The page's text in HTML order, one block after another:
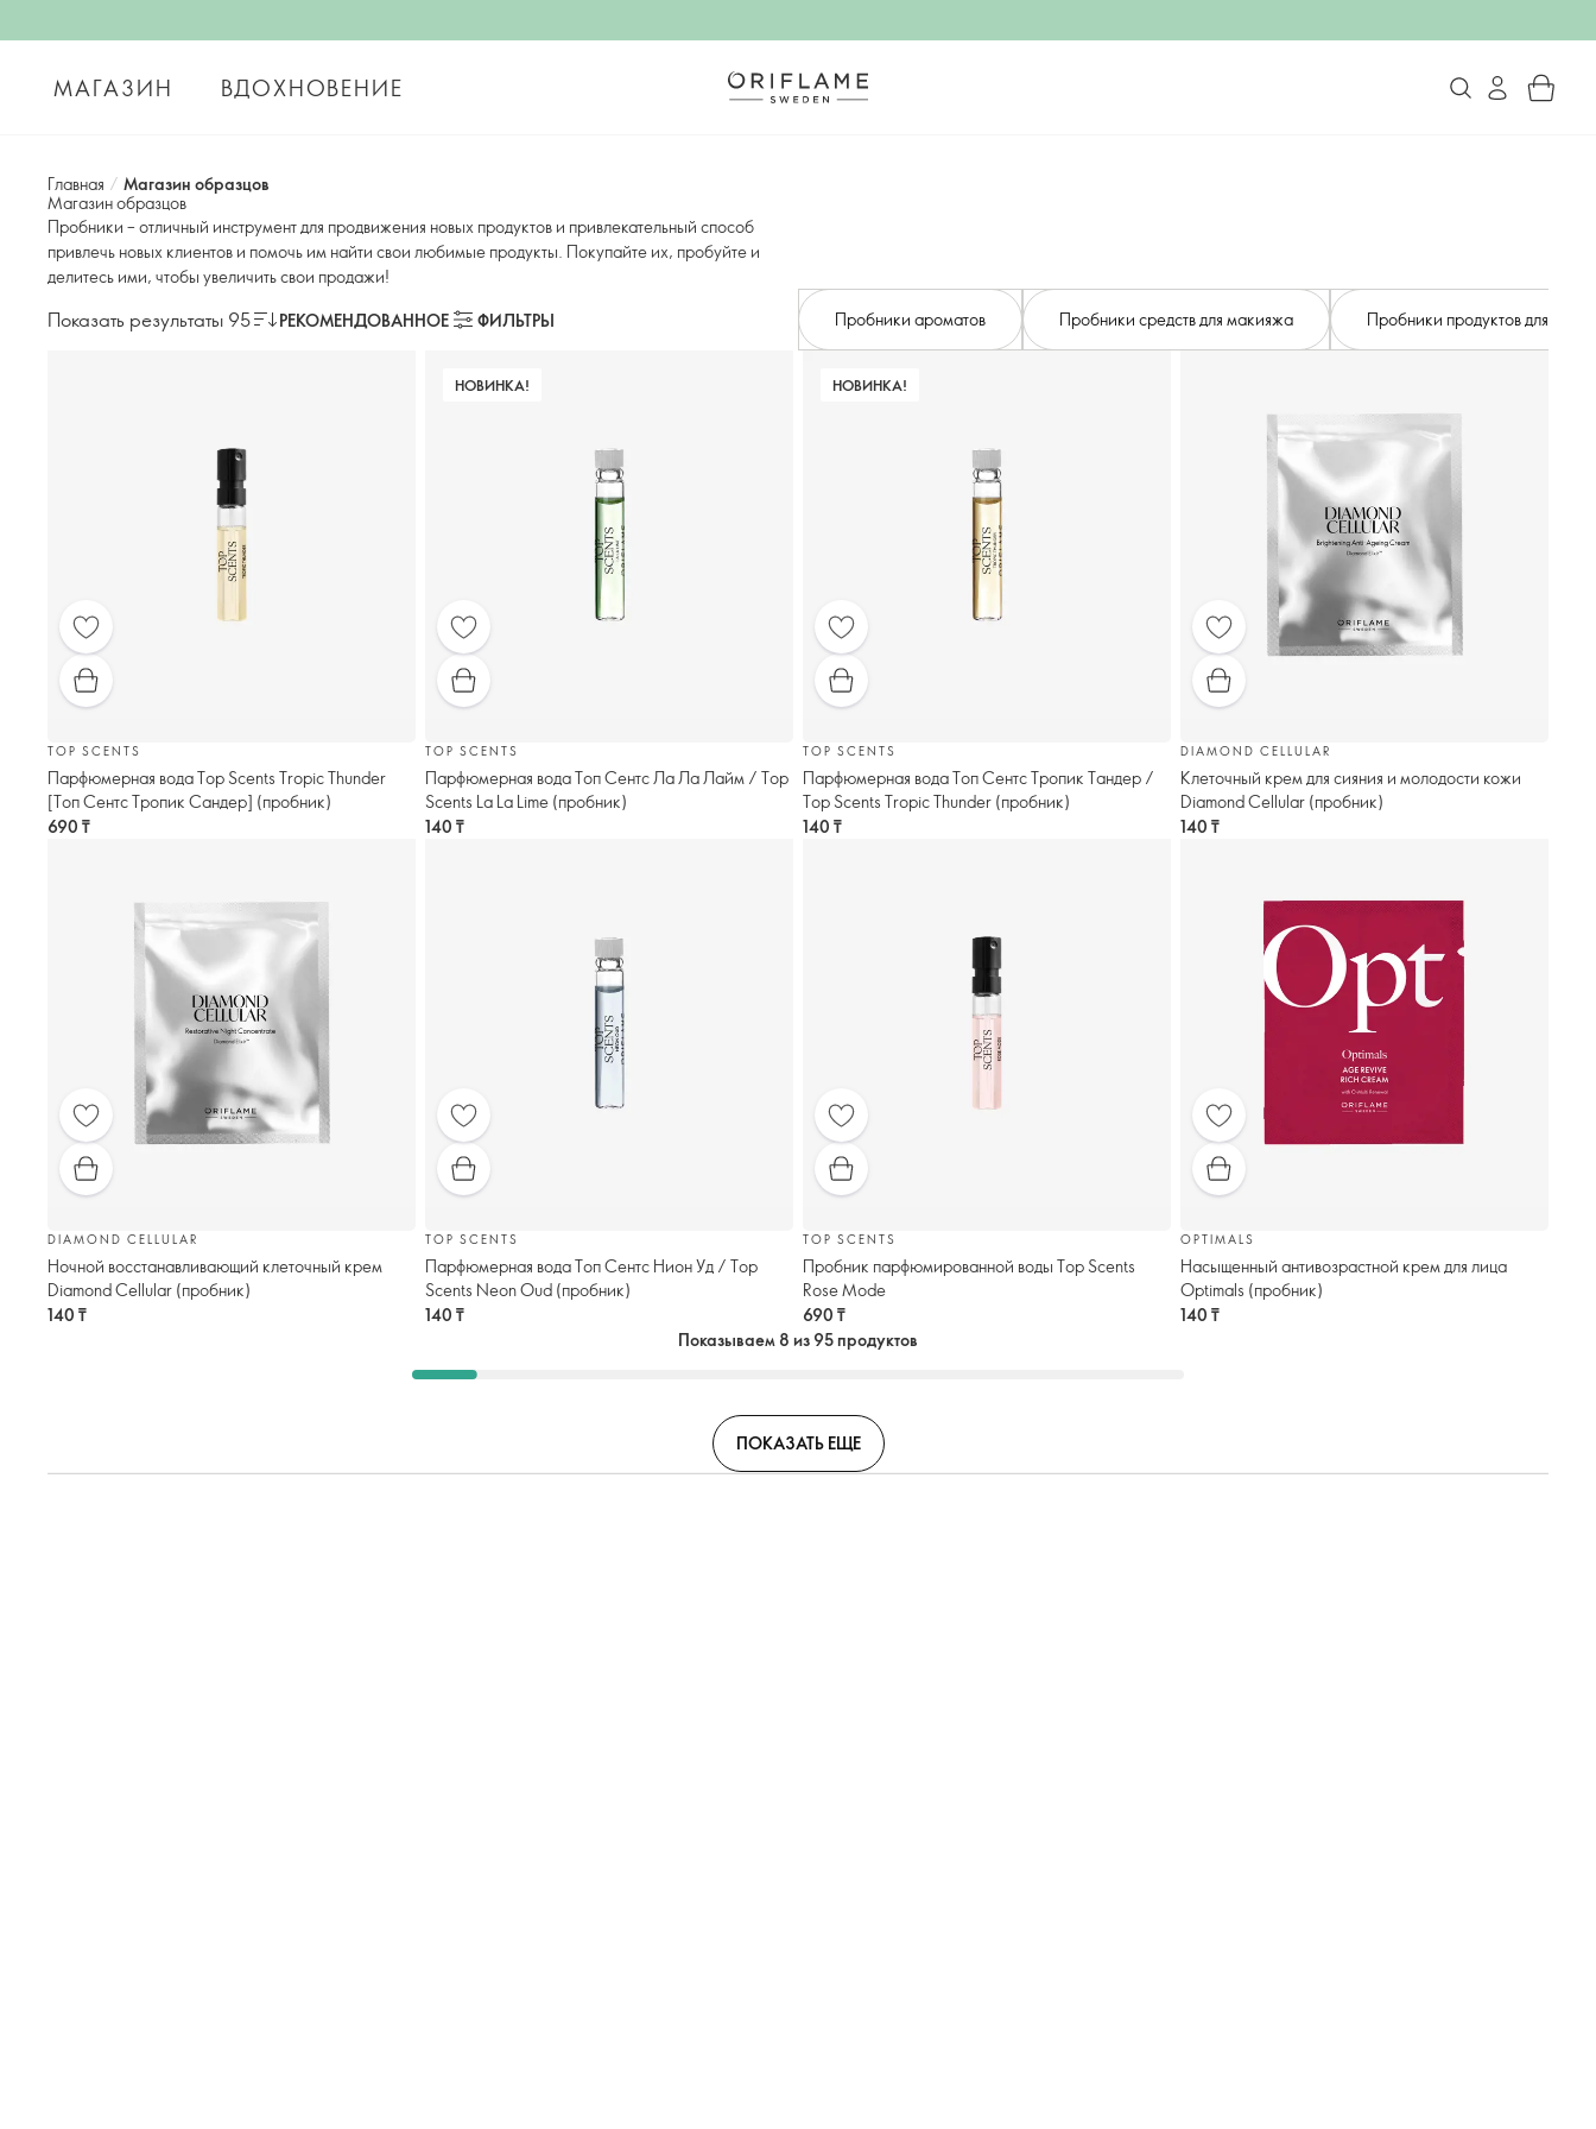
МАГАЗИН ВДОХНОВЕНИЕ
Главная / Магазин образцов
Магазин образцов
Пробники – отличный инструмент для продвижения новых продуктов и привлекательный способ
привлечь новых клиентов и помочь им найти свои любимые продукты. Покупайте их, пробуйте и
делитесь ими, чтобы увеличить свои продажи!
Показать результаты 95 РЕКОМЕНДОВАННОЕ ФИЛЬТРЫ Пробники ароматов Пробники средств для макияжа Пробники продуктов для
TOP SCENTS
Парфюмерная вода Top Scents Tropic Thunder
[Топ Сентс Тропик Сандер] (пробник)
690 ₸
НОВИНКА!
TOP SCENTS
Парфюмерная вода Топ Сентс Ла Ла Лайм / Top
Scents La La Lime (пробник)
140 ₸
НОВИНКА!
TOP SCENTS
Парфюмерная вода Топ Сентс Тропик Тандер /
Top Scents Tropic Thunder (пробник)
140 ₸
DIAMOND CELLULAR
Клеточный крем для сияния и молодости кожи
Diamond Cellular (пробник)
140 ₸
DIAMOND CELLULAR
Ночной восстанавливающий клеточный крем
Diamond Cellular (пробник)
140 ₸
TOP SCENTS
Парфюмерная вода Топ Сентс Нион Уд / Top
Scents Neon Oud (пробник)
140 ₸
TOP SCENTS
Пробник парфюмированной воды Top Scents
Rose Mode
690 ₸
OPTIMALS
Насыщенный антивозрастной крем для лица
Optimals (пробник)
140 ₸
Показываем 8 из 95 продуктов
ПОКАЗАТЬ ЕЩЕ